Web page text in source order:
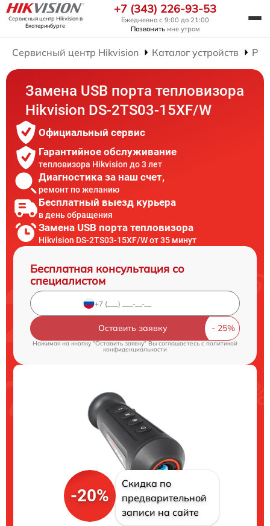
Сервисный центр Hikvisionв
Екатеринбурге
+7 (343) 226-93-53
Ежедневно с 9:00 до 21:00
Позвонить мне утром
Сервисный центр Hikvision Каталог устройств
Замена USB порта тепловизора
Hikvision DS-2TS03-15XF/W
Официальный сервис
Гарантийное обслуживание
тепловизора Hikvision до 3 лет
Диагностика за наш счет,
ремонт по желанию
Бесплатный выезд курьера
в день обращения
Замена USB порта тепловизора
Hikvision DS-2TS03-15XF/W от 35 минут
Бесплатная консультация со
специалистом
Оставить заявку
Нажимая на кнопку "Оставить заявку" Вы соглашаетесь cполитикой
конфиденциальности
-20%
Скидка по
предварительной
записи на сайте